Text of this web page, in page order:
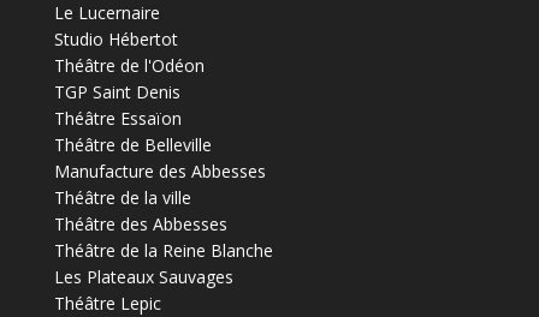
Le Lucernaire
Studio Hébertot
Théâtre de l'Odéon
TGP Saint Denis
Théâtre Essaïon
Théâtre de Belleville
Manufacture des Abbesses
Théâtre de la ville
Théâtre des Abbesses
Théâtre de la Reine Blanche
Les Plateaux Sauvages
Théâtre Lepic